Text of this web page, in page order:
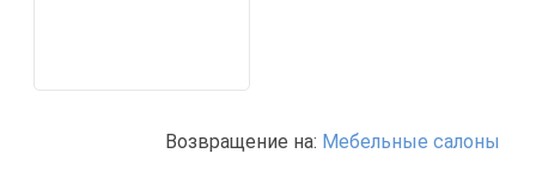
Возвращение на: Мебельные салоны